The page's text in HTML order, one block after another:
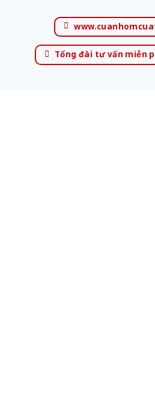
Tổng đài tư vấn miễn